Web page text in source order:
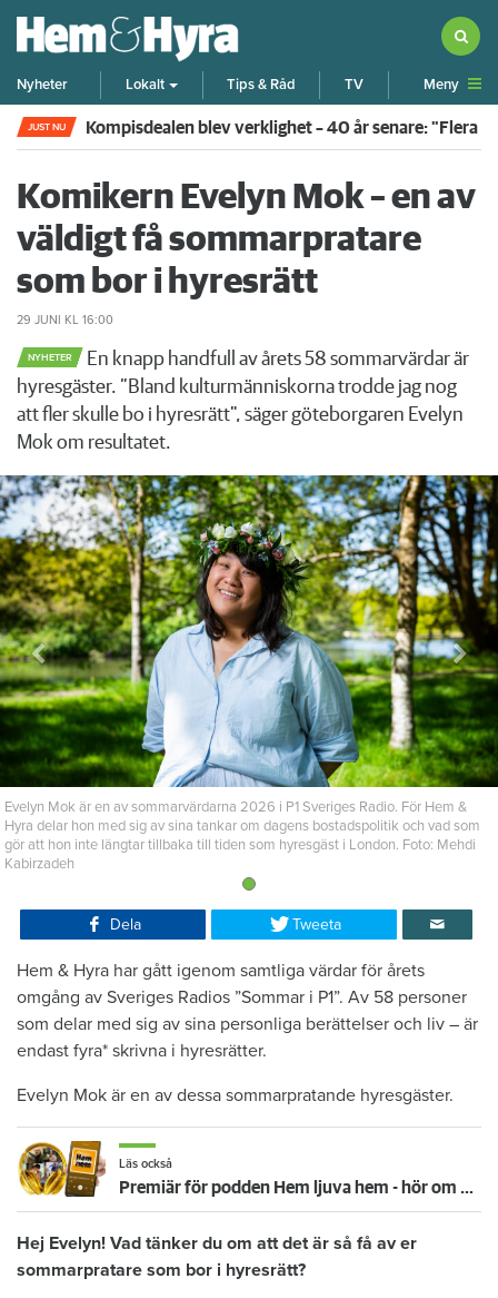
Nyheter Lokalt Tips & Råd TV Meny
JUST NU Kompisdealen blev verklighet – 40 år senare: "Flera
Komikern Evelyn Mok – en av
väldigt få sommarpratare
som bor i hyresrätt
29 JUNI KL 16:00
NYHETER
En knapp handfull av årets 58 sommarvärdar är
hyresgäster. ”Bland kulturmänniskorna trodde jag nog
att fler skulle bo i hyresrätt", säger göteborgaren Evelyn
Mok om resultatet.
Evelyn Mok är en av sommarvärdarna 2026 i P1 Sveriges Radio. För Hem &
Hyra delar hon med sig av sina tankar om dagens bostadspolitik och vad som
gör att hon inte längtar tillbaka till tiden som hyresgäst i London. Foto: Mehdi
Kabirzadeh
Föregående
Dela Tweeta
Hem & Hyra har gått igenom samtliga värdar för årets
omgång av Sveriges Radios ”Sommar i P1”. Av 58 personer
som delar med sig av sina personliga berättelser och liv – är
endast fyra* skrivna i hyresrätter.
Evelyn Mok är en av dessa sommarpratande hyresgäster.
Läs också
Premiär för podden Hem ljuva hem - hör om Gert som är fånge bland sina prylar
Hej Evelyn! Vad tänker du om att det är så få av er
sommarpratare som bor i hyresrätt?